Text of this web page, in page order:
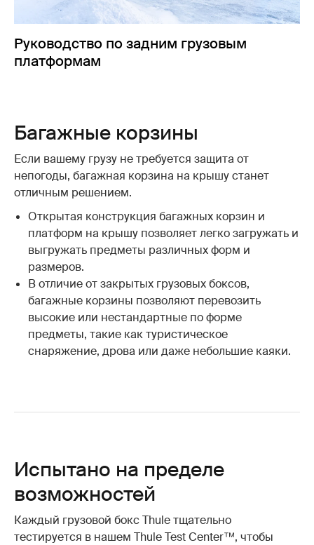
Руководство по задним грузовым
платформам
Багажные корзины
Если вашему грузу не требуется защита от
непогоды, багажная корзина на крышу станет
отличным решением.
Открытая конструкция багажных корзин и
платформ на крышу позволяет легко загружать и
выгружать предметы различных форм и
размеров.
В отличие от закрытых грузовых боксов,
багажные корзины позволяют перевозить
высокие или нестандартные по форме
предметы, такие как туристическое
снаряжение, дрова или даже небольшие каяки.
Испытано на пределе
возможностей
Каждый грузовой бокс Thule тщательно
тестируется в нашем Thule Test Center™, чтобы